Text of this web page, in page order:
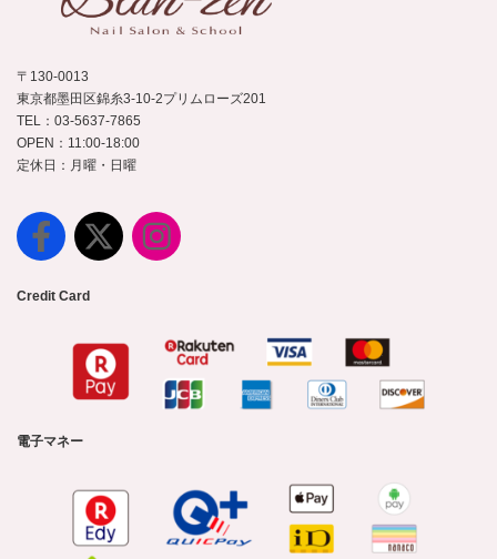
〒130-0013
東京都墨田区錦糸3-10-2プリムローズ201
TEL：03-5637-7865
OPEN：11:00-18:00
定休日：月曜・日曜
Credit Card
電子マネー